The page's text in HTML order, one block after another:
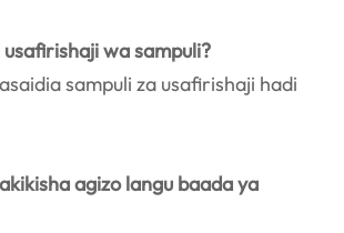
wa sampuli?
sampuli za usafirishaji hadi
agizo langu baada ya